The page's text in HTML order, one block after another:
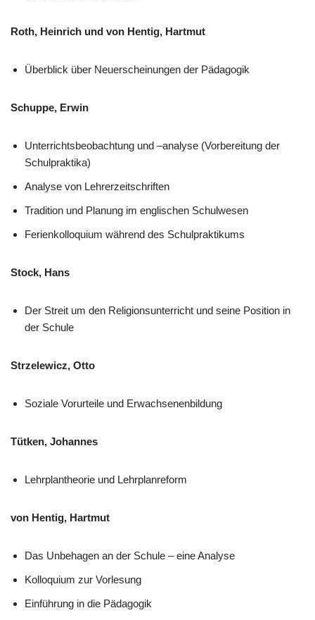
Roth, Heinrich und von Hentig, Hartmut
Überblick über Neuerscheinungen der Pädagogik
Schuppe, Erwin
Unterrichtsbeobachtung und –analyse (Vorbereitung der
Schulpraktika)
Analyse von Lehrerzeitschriften
Tradition und Planung im englischen Schulwesen
Ferienkolloquium während des Schulpraktikums
Stock, Hans
Der Streit um den Religionsunterricht und seine Position in
der Schule
Strzelewicz, Otto
Soziale Vorurteile und Erwachsenenbildung
Tütken, Johannes
Lehrplantheorie und Lehrplanreform
von Hentig, Hartmut
Das Unbehagen an der Schule – eine Analyse
Kolloquium zur Vorlesung
Einführung in die Pädagogik